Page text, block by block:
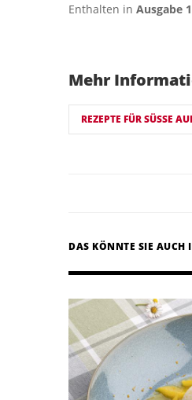
Enthalten in Ausgabe
Mehr
REZEPTE FÜR SÜSSE
DAS KÖNNTE SIE AUCH